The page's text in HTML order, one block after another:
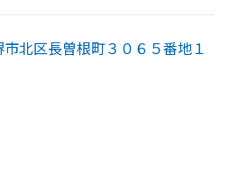
北区長曽根町３０６５番地１